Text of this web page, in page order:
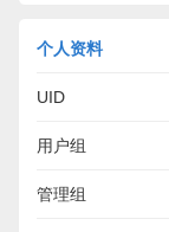
个人资料
UID
用户组
管理组